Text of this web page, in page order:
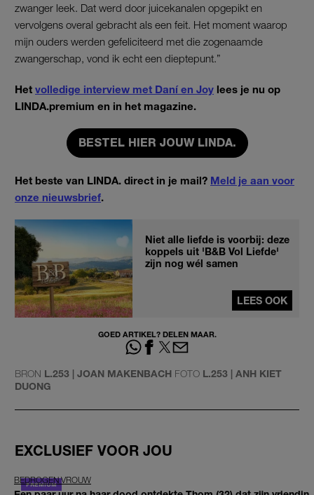
zwanger leek. Dat werd door juicekanalen opgepikt en
vervolgens overal gebracht als een feit. Het moment waarop
mijn ouders werden gefeliciteerd met die zogenaamde
zwangerschap, vond ik echt een dieptepunt.”
Het volledige interview met Daní en Joy lees je nu op
LINDA.premium en in het magazine.
BESTEL HIER JOUW LINDA.
Het beste van LINDA. direct in je mail? Meld je aan voor
onze nieuwsbrief.
Niet alle liefde is voorbij: deze
koppels uit 'B&B Vol Liefde'
zijn nog wél samen
LEES OOK
GOED ARTIKEL? DELEN MAAR.
BRON L.253 | JOAN MAKENBACH FOTO L.253 | ANH KIET
DUONG
EXCLUSIEF VOOR JOU
BEDROGEN VROUW